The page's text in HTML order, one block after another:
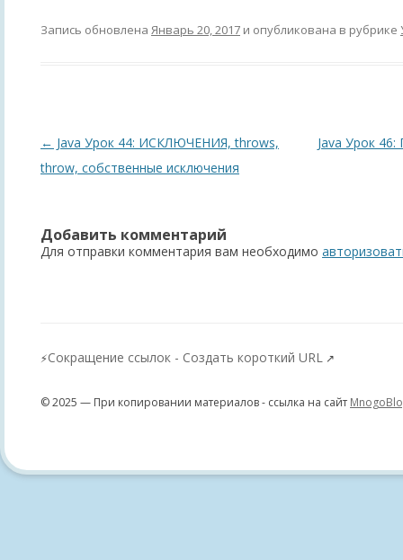
Запись обновлена Январь 20, 2017 и опубликована в рубрике
Навигация
по
← Java Урок 44: ИСКЛЮЧЕНИЯ, throws,
throw, собственные исключения
Java Урок
Добавить комментарий
Для отправки комментария вам необходимо
⚡Сокращение ссылок - Создать короткий URL ↗
© 2025 — При копировании материалов - ссылка на сайт